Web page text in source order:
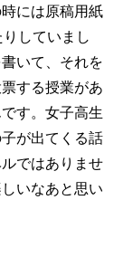
には原稿用紙
していまし
いて、それを
する授業があ
す。女子高生
が出てくる話
ではありませ
いなあと思い